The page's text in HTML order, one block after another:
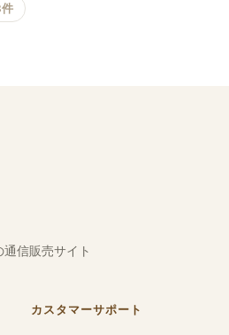
信販売サイト
カスタマーサポート